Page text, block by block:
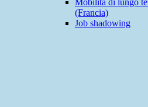
Mobilità di lungo
(Francia)
Job shadowing